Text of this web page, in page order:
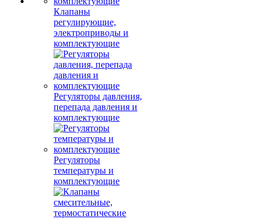
Клапаны
регулирующие,
электроприводы и
комплектующие
Регуляторы давления,
перепада давления и
комплектующие
Регуляторы
температуры и
комплектующие